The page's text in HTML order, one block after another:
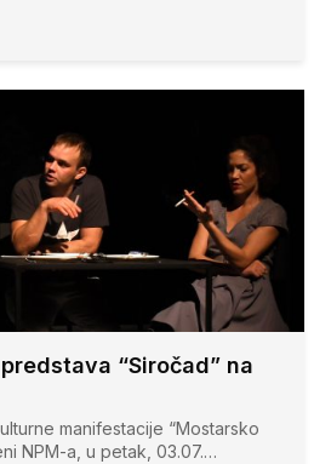
“Siročad” na
manifestacije “Mostarsko
NPM-a, u petak, 03.07.…